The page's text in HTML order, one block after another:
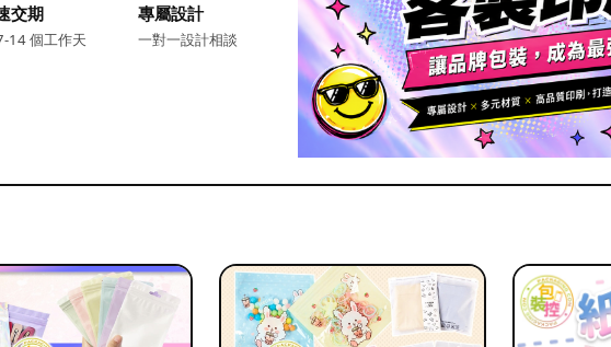
交期
14 個工作天
專屬設計
一對一設計相談